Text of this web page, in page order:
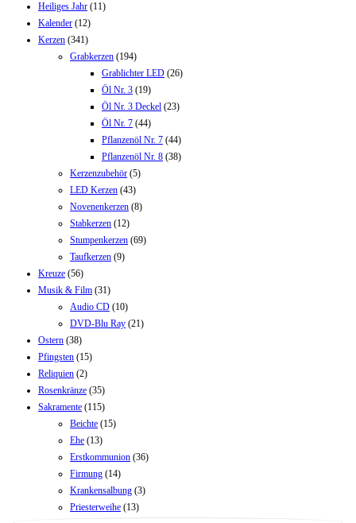
Heiliges Jahr (11)
Kalender (12)
Kerzen (341)
Grabkerzen (194)
Grablichter LED (26)
Öl Nr. 3 (19)
Öl Nr. 3 Deckel (23)
Öl Nr. 7 (44)
Pflanzenöl Nr. 7 (44)
Pflanzenöl Nr. 8 (38)
Kerzenzubehör (5)
LED Kerzen (43)
Novenenkerzen (8)
Stabkerzen (12)
Stumpenkerzen (69)
Taufkerzen (9)
Kreuze (56)
Musik & Film (31)
Audio CD (10)
DVD-Blu Ray (21)
Ostern (38)
Pfingsten (15)
Reliquien (2)
Rosenkränze (35)
Sakramente (115)
Beichte (15)
Ehe (13)
Erstkommunion (36)
Firmung (14)
Krankensalbung (3)
Priesterweihe (13)